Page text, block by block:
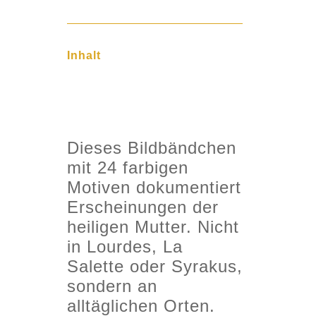
Inhalt
Dieses Bildbändchen
mit 24 farbigen
Motiven dokumentiert
Erscheinungen der
heiligen Mutter. Nicht
in Lourdes, La
Salette oder Syrakus,
sondern an
alltäglichen Orten.